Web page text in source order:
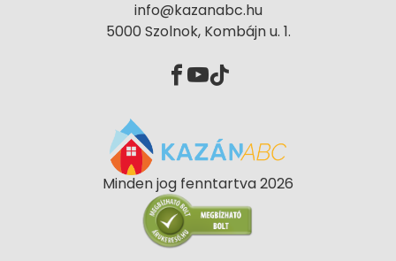
info@kazanabc.hu
5000 Szolnok, Kombájn u. 1.
Minden jog fenntartva 2026